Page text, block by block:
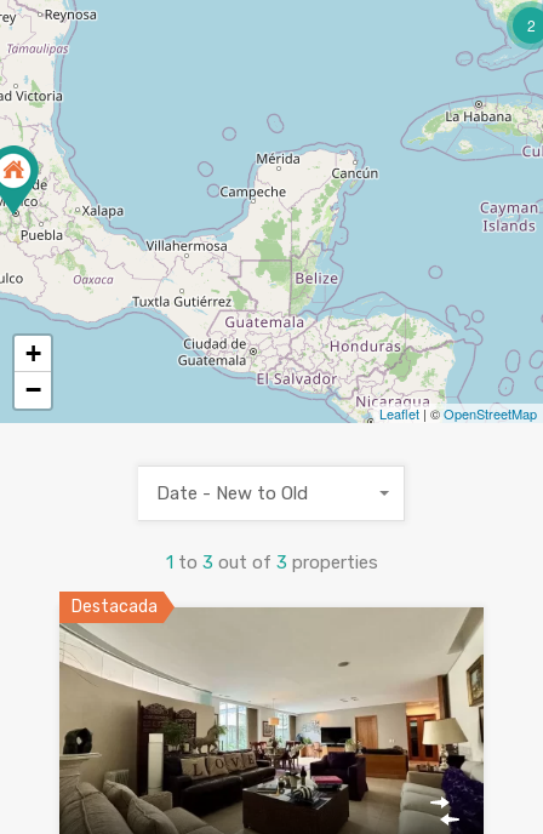
2
+
−
Leaflet | ©OpenStreetMap
1 to 3 out of 3 properties
Date - New to Old
Destacada